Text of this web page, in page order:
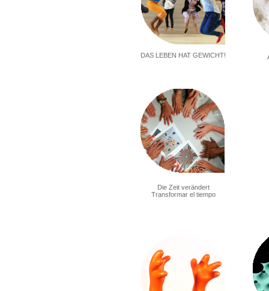
DAS LEBEN HAT GEWICHT!
Die Zeit verändert
Transformar el tiempo